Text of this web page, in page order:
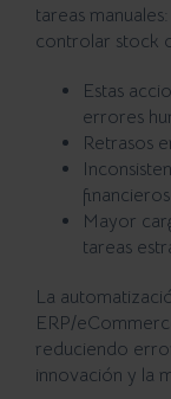
tareas
controlar stock
Estas
errores
Retrasos
financieros
Mayor
tareas
La
ERP/
reduciendo
innovación y la